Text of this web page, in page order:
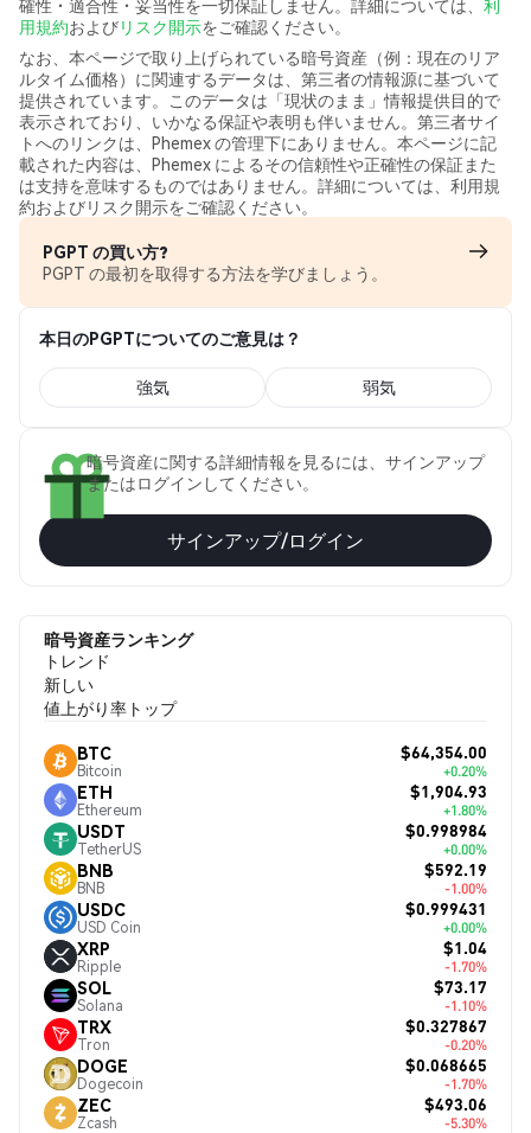
確性・適合性・妥当性を一切保証しません。詳細については、 利
用規約およびリスク開示をご確認ください。
なお、本ページで取り上げられている暗号資産（例：現在のリア
ルタイム価格）に関連するデータは、第三者の情報源に基づいて
提供されています。このデータは「現状のまま」情報提供目的で
表示されており、いかなる保証や表明も伴いません。第三者サイ
トへのリンクは、Phemex の管理下にありません。本ページに記
載された内容は、Phemex によるその信頼性や正確性の保証また
は支持を意味するものではありません。詳細については、利用規
約およびリスク開示をご確認ください。
PGPT の買い方?
PGPT の最初を取得する方法を学びましょう。
本日のPGPTについてのご意見は？
強気 弱気
暗号資産に関する詳細情報を見るには、サインアップ
またはログインしてください。
サインアップ/ログイン
暗号資産ランキング
トレンド
新しい
値上がり率トップ
BTC
Bitcoin
$64,354.00
+0.20%
ETH
Ethereum
$1,904.93
+1.80%
USDT
TetherUS
$0.998984
+0.00%
BNB
BNB
$592.19
-1.00%
USDC
USD Coin
$0.999431
+0.00%
XRP
Ripple
$1.04
-1.70%
SOL
Solana
$73.17
-1.10%
TRX
Tron
$0.327867
-0.20%
DOGE
Dogecoin
$0.068665
-1.70%
ZEC
Zcash
$493.06
-5.30%